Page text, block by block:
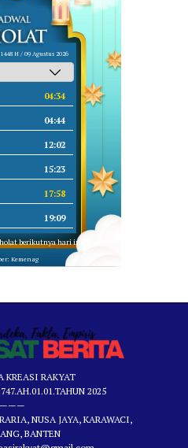
H / 09 Agustus 2026
04:34
04:44
12:02
15:23
17:58
19:09
berikutnya hari ini.
Kemenag
KREASI RAKYAT
2025
———
NUSA JAYA, KARAWACI,
BANTEN